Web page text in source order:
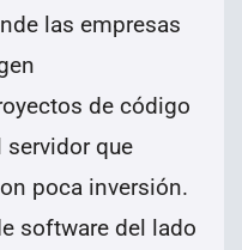
las empresas
de código
servidor que
poca inversión.
software del lado